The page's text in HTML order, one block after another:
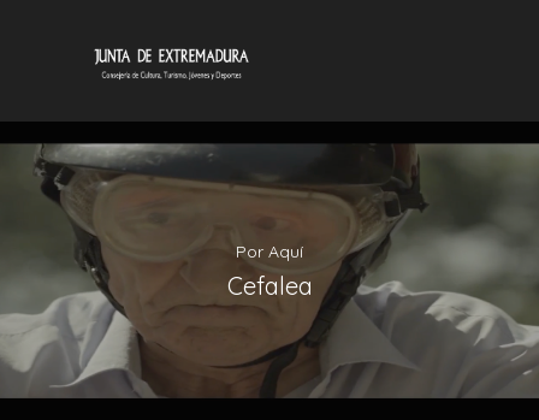
Por Aquí
Cefalea